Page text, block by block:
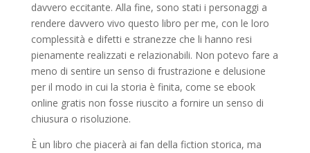
davvero eccitante. Alla fine, sono stati i personaggi a
rendere davvero vivo questo libro per me, con le loro
complessità e difetti e stranezze che li hanno resi
pienamente realizzati e relazionabili. Non potevo fare a
meno di sentire un senso di frustrazione e delusione
per il modo in cui la storia è finita, come se ebook
online gratis non fosse riuscito a fornire un senso di
chiusura o risoluzione.
È un libro che piacerà ai fan della fiction storica, ma